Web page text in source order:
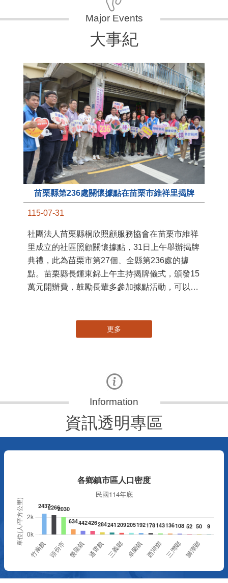
大事紀
苗栗縣第236處關懷據點在苗栗市維祥里揭牌
115-07-31
社團法人苗栗縣桐欣照顧服務協會在苗栗市維祥
里成立的社區照顧關懷據點，31日上午舉辦揭牌
典禮，此為苗栗市第27個、全縣第236處的據
點。苗栗縣長鍾東錦上午主持揭牌儀式，頒發15
萬元開辦費，鼓勵長輩多參加據點活動，可以更
更多
資訊透明專區